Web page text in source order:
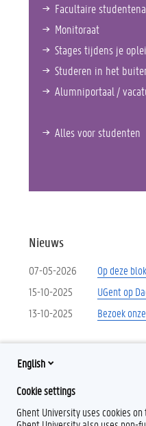
Facultaire
Monitoraat
Stages tijdens je
Studeren in het
Alumniportaal /
Alles voor studenten
Nieuws
07-05-2026
Op deze
15-10-2025
UGent op
13-10-2025
Bezoek
Meer nieuws
English
Cookie settings
Ghent University uses cookies